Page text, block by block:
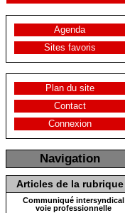
Agenda
Sites favoris
Plan du site
Contact
Connexion
Navigation
Articles de la rubrique
Communiqué intersyndical
voie professionnelle